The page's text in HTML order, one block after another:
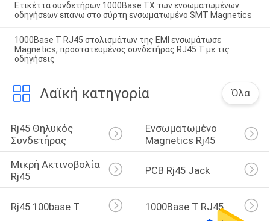
Ετικέττα συνδετήρων 1000Base TX των ενσωματωμένων
οδηγήσεων επάνω στο σύρτη ενσωματωμένο SMT Magnetics
1000Base Τ RJ45 στολισμάτων της EMI ενσωμάτωσε
Magnetics, προστατευμένος συνδετήρας RJ45 Τ με τις
οδηγήσεις
Λαϊκή κατηγορία Όλα
Rj45 Θηλυκός
Συνδετήρας
Ενσωματωμένο
Magnetics Rj45
Μικρή Ακτινοβολία
Rj45
PCB Rj45 Jack
Rj45 100base Τ 1000Base Τ RJ45